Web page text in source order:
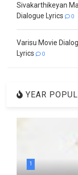
Sivakarthikeyan
Dialogue Lyrics
0
Varisu Movie
Lyrics
0
YEAR
1